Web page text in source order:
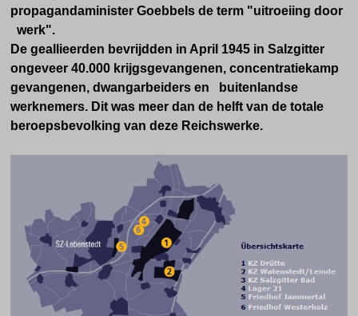
propagandaminister Goebbels de term "uitroeiing door
werk".
De geallieerden bevrijdden in April 1945 in Salzgitter
ongeveer 40.000 krijgsgevangenen, concentratiekamp
gevangenen, dwangarbeiders en buitenlandse
werknemers. Dit was meer dan de helft van de totale
beroepsbevolking van deze Reichswerke.